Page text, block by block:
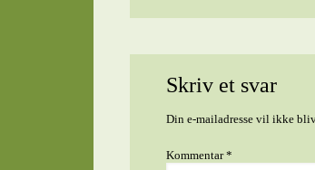
Skriv et svar
Din e-mailadresse vil ikke
Kommentar*